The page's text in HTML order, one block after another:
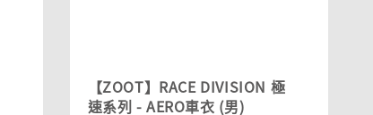
【ZOOT】RACE DIVISION 極
速系列 - AERO車衣 (男)